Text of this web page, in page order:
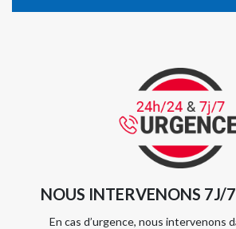
NOUS INTERVENONS 7J/
En cas d’urgence, nous intervenons